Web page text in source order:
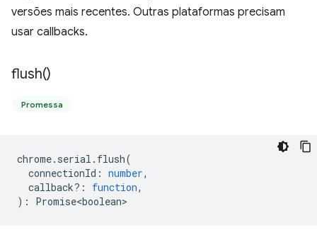
versões mais recentes. Outras plataformas precisam
usar callbacks.
flush()
Promessa
chrome. serial . flush(
connectionId : number,
callback? : function,
) : Promise<boolean>